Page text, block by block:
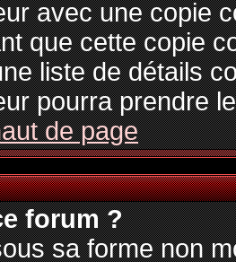
avec une copie
que cette copie
liste de détails
pourra prendre
de page
forum ?
sa forme non